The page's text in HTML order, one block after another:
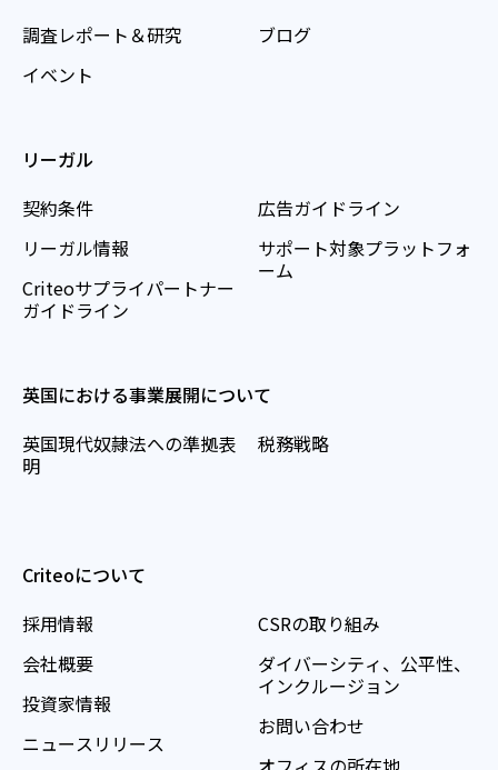
調査レポート＆研究
イベント
ブログ
リーガル
契約条件
リーガル情報
Criteoサプライパートナー
ガイドライン
広告ガイドライン
サポート対象プラットフォ
ーム
英国における事業展開について
英国現代奴隷法への準拠表
明
税務戦略
Criteoについて
採用情報
会社概要
投資家情報
ニュースリリース
CSRの取り組み
ダイバーシティ、公平性、
インクルージョン
お問い合わせ